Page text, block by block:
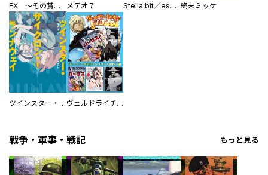
EX ～その賞金稼ぎは、世界の出口を探す～【単行本版】 メテオ７ Stella bit／es【単話版】 終末ミッケ
ツインスター・サイクロン・ランナウェイ ヴェルドライチオシ聖典パック 『転スラ』ミニ画集付き シリウス人気作３選
戦争・軍事・戦記 もっと見る